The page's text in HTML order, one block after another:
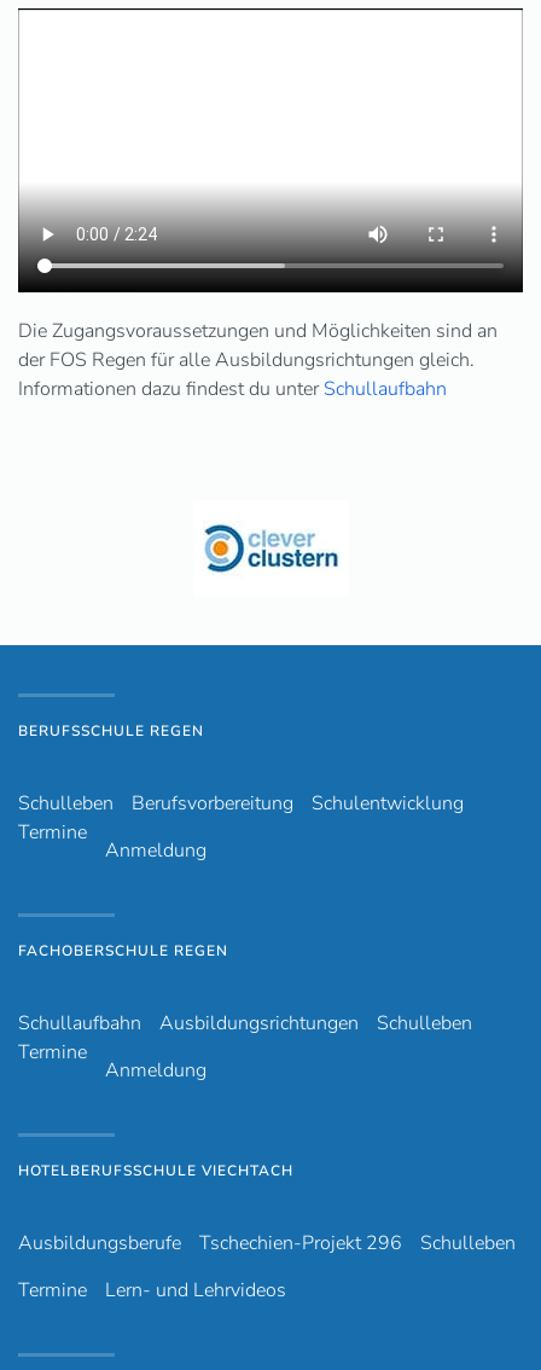
Die Zugangsvoraussetzungen und Möglichkeiten sind an
der FOS Regen für alle Ausbildungsrichtungen gleich.
Informationen dazu findest du unterSchullaufbahn
BERUFSSCHULE REGEN
Schulleben Berufsvorbereitung
Schulentwicklung
Termine
Anmeldung
FACHOBERSCHULE REGEN
Schullaufbahn Ausbildungsrichtungen
Schulleben
Termine
Anmeldung
HOTELBERUFSSCHULE VIECHTACH
Ausbildungsberufe Tschechien-Projekt 296
Schulleben
Termine
Lern- und Lehrvideos